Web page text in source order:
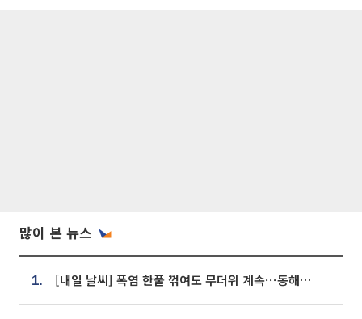
많이 본 뉴스
1. [내일 날씨] 폭염 한풀 꺾여도 무더위 계속⋯동해안 이틀 연속 비